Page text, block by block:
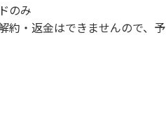
のみ
約・返金はできませんので、予